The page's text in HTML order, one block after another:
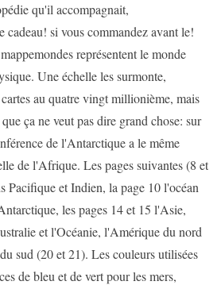
qu'il accompagnait,
cadeau! si vous commandez avant le!
représentent le monde
Une échelle les surmonte,
au quatre vingt millionième, mais
ça ne veut pas dire grand chose: sur
de l'Antarctique a le même
de l'Afrique. Les pages suivantes (8 et
Pacifique et Indien, la page 10 l'océan
les pages 14 et 15 l'Asie,
et l'Océanie, l'Amérique du nord
sud (20 et 21). Les couleurs utilisées
de bleu et de vert pour les mers,